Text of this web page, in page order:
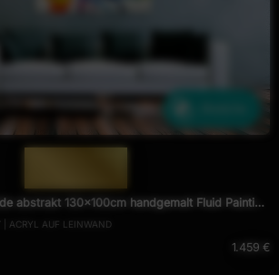
handgemalt Fluid Painting
| ACRYL AUF LEINWAND
1.459 €